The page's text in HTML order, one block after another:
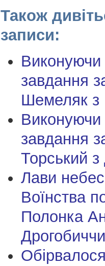
Також
записи:
завдання
Шемеляк з
завдання
Торський
Лави
Воїнства
Полонка